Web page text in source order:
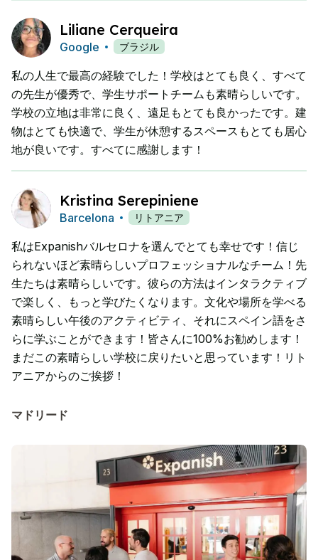
Liliane Cerqueira
Google ブラジル
私の人生で最高の経験でした！学校はとても良く、すべて
の先生が優秀で、学生サポートチームも素晴らしいです。
学校の立地は非常に良く、遠足もとても良かったです。建
物はとても快適で、学生が休憩するスペースもとても居心
地が良いです。すべてに感謝します！
Kristina Serepiniene
Barcelona リトアニア
私はExpanishバルセロナを選んでとても幸せです！信じ
られないほど素晴らしいプロフェッショナルなチーム！先
生たちは素晴らしいです。彼らの方法はインタラクティブ
で楽しく、もっと学びたくなります。文化や場所を学べる
素晴らしい午後のアクティビティ、それにスペイン語をさ
らに学ぶことができます！皆さんに100%お勧めします！
まだこの素晴らしい学校に戻りたいと思っています！リト
アニアからのご挨拶！
マドリード